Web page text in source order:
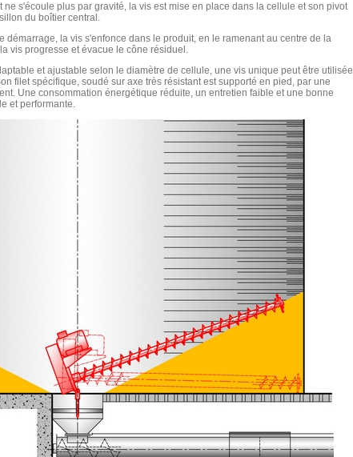
ne s'écoule plus par gravité, la vis est mise en place dans la cellule et son pivot
du boîtier central.
démarrage, la vis s'enfonce dans le produit, en le ramenant au centre de la
vis progresse et évacue le cône résiduel.
et ajustable selon le diamètre de cellule, une vis unique peut être utilisée
filet spécifique, soudé sur axe très résistant est supporté en pied, par une
Une consommation énergétique réduite, un entretien faible et une bonne
et performante.